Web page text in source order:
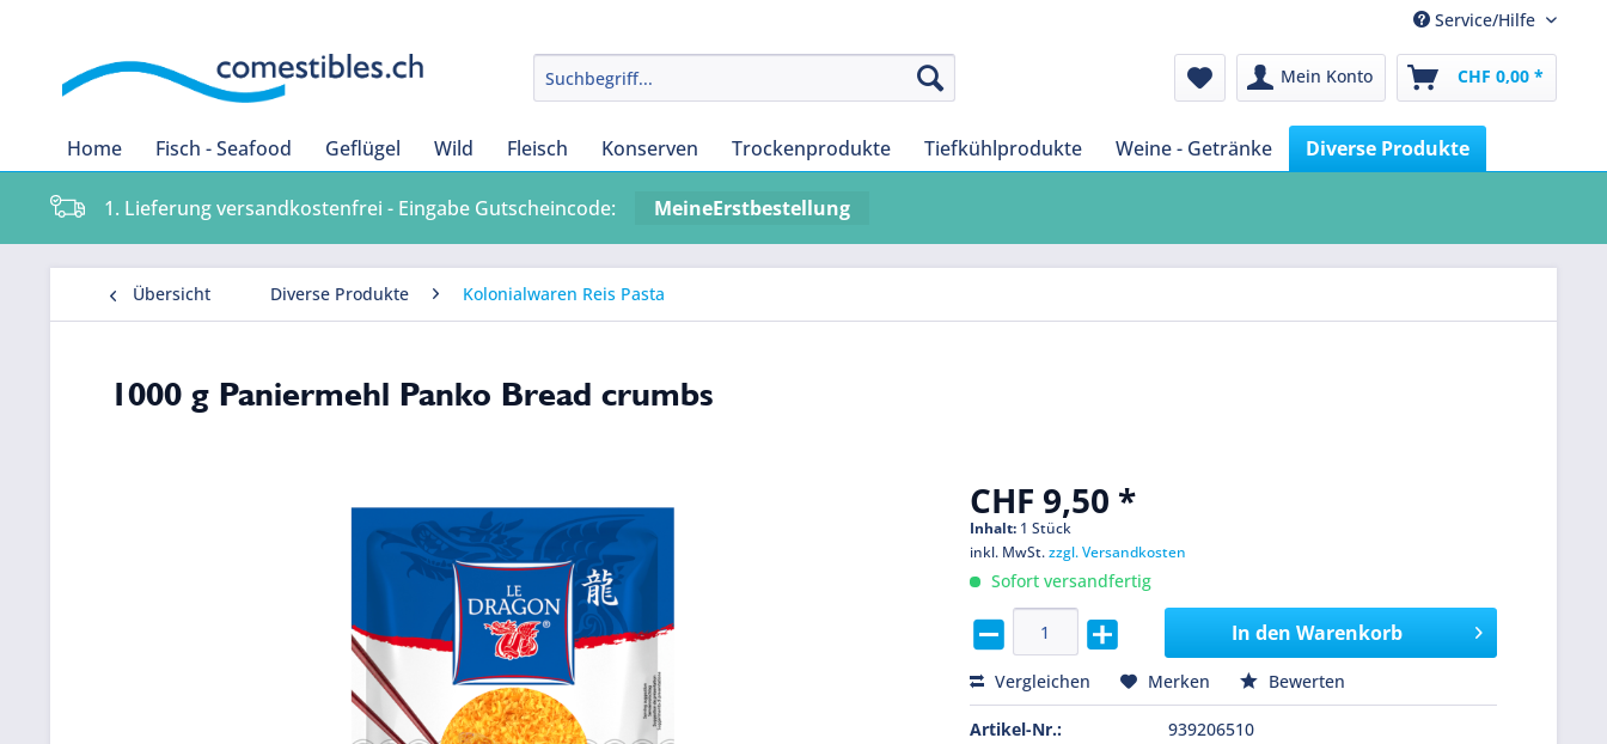
Service/Hilfe
Mein Konto CHF 0,00 *
Home Fisch - Seafood Geflügel Wild Fleisch Konserven Trockenprodukte Tiefkühlprodukte Weine - Getränke Diverse Produkte
1. Lieferung versandkostenfrei - Eingabe Gutscheincode: MeineErstbestellung
Übersicht Diverse Produkte Kolonialwaren Reis Pasta
1000 g Paniermehl Panko Bread crumbs
CHF 9,50 *
Inhalt: 1 Stück
inkl. MwSt.zzgl. Versandkosten
Sofort versandfertig
In den Warenkorb
Vergleichen Merken Bewerten
Artikel-Nr.: 939206510